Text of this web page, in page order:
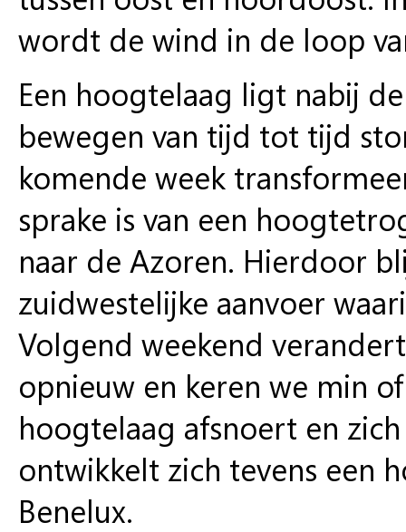
wordt de wind in de loop
Een hoogtelaag ligt nabij
bewegen van tijd tot tijd
komende week
sprake is van een
naar de Azoren. Hierdoor
zuidwestelijke aanvoer
Volgend weekend
opnieuw en keren we min
hoogtelaag afsnoert en
ontwikkelt zich tevens een
Benelux.